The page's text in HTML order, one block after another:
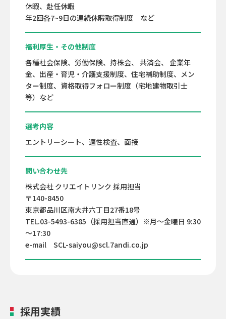
休暇、赴任休暇
年2回各7~9日の連続休暇取得制度 など
福利厚生・その他制度
各種社会保険、労働保険、持株会、 共済会、 企業年
金、出産・育児・介護支援制度、住宅補助制度、メン
ター制度、資格取得フォロー制度（宅地建物取引士
等）など
選考内容
エントリーシート、適性検査、面接
問い合わせ先
株式会社 クリエイトリンク 採用担当
〒140-8450
東京都品川区南大井六丁目27番18号
TEL.03-5493-6385（採用担当直通）※月～金曜日 9:30
～17:30
e-mail SCL-saiyou@scl.7andi.co.jp
採用実績